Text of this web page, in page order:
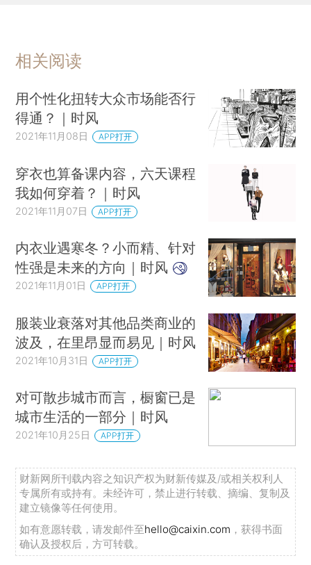
相关阅读
用个性化扭转大众市场能否行
得通？｜时风
2021年11月08日 APP打开
穿衣也算备课内容，六天课程
我如何穿着？｜时风
2021年11月07日 APP打开
内衣业遇寒冬？小而精、针对
性强是未来的方向｜时风
2021年11月01日 APP打开
服装业衰落对其他品类商业的
波及，在里昂显而易见｜时风
2021年10月31日 APP打开
对可散步城市而言，橱窗已是
城市生活的一部分｜时风
2021年10月25日 APP打开
财新网所刊载内容之知识产权为财新传媒及/或相关权利人
专属所有或持有。未经许可，禁止进行转载、摘编、复制及
建立镜像等任何使用。
如有意愿转载，请发邮件至hello@caixin.com ，获得书面
确认及授权后，方可转载。